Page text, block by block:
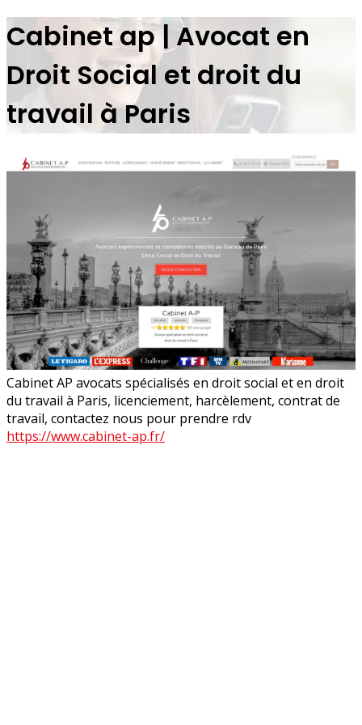
Cabinet ap | Avocat en
Droit Social et droit du
travail à Paris
Cabinet AP avocats spécialisés en droit social et en droit
du travail à Paris, licenciement, harcèlement, contrat de
travail, contactez nous pour prendre rdv
https://www.cabinet-ap.fr/